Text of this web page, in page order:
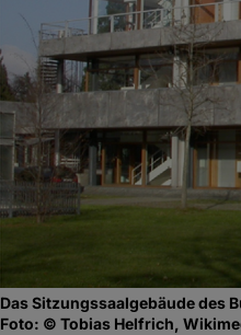
Das Sitzungssaalgebäude des
Foto: © Tobias Helfrich,